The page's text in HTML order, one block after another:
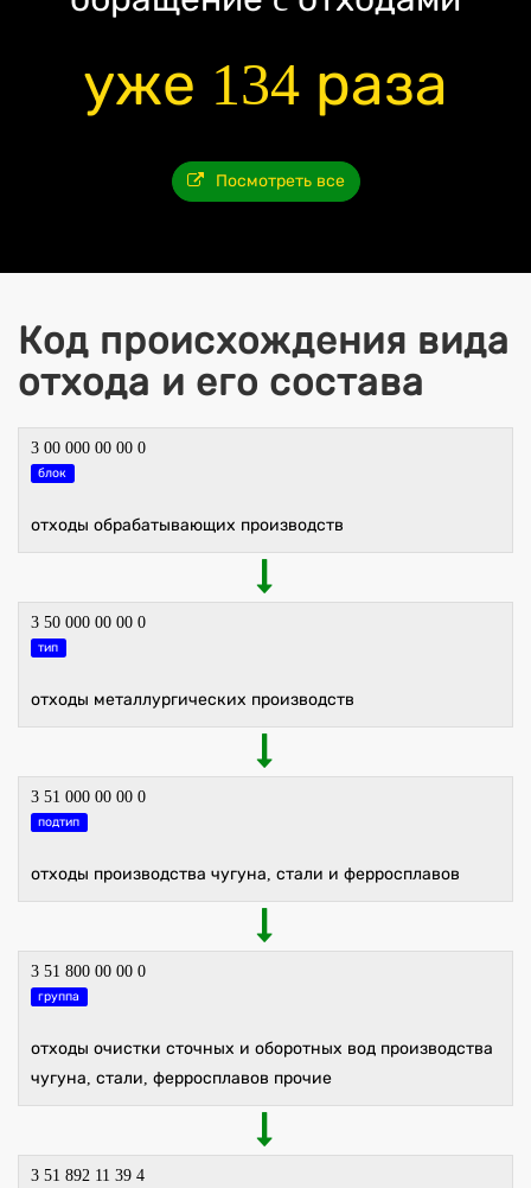
уже 134 раза
Посмотреть все
Код происхождения вида
отхода и его состава
3 00 000 00 00 0
блок
отходы обрабатывающих производств
3 50 000 00 00 0
тип
отходы металлургических производств
3 51 000 00 00 0
подтип
отходы производства чугуна, стали и ферросплавов
3 51 800 00 00 0
группа
отходы очистки сточных и оборотных вод производства
чугуна, стали, ферросплавов прочие
3 51 892 11 39 4